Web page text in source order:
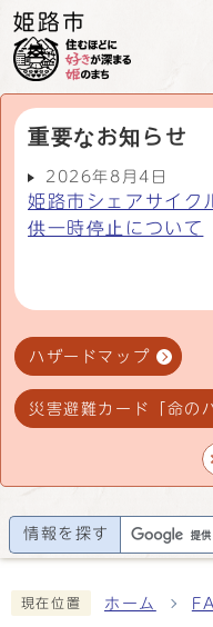
重要なお知らせ
2026年8月4日
姫路市シェアサイク
供一時停止について
ハザードマップ
災害避難カード「命の
情報を探す
現在位置 ホーム